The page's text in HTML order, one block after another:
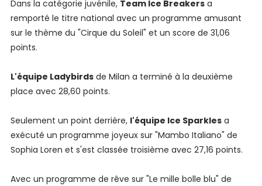
Dans la catégorie juvénile, Team Ice Breakersa
remporté le titre national avec un programme amusant
sur le thème du "Cirque du Soleil" et un score de 31,06
points.
L'équipe Ladybirdsde Milan a terminé à la deuxième
place avec 28,60 points.
Seulement un point derrière, l'équipe Ice Sparklesa
exécuté un programme joyeux sur "Mambo Italiano" de
Sophia Loren et s'est classée troisième avec 27,16 points.
Avec un programme de rêve sur "Le mille bolle blu" de